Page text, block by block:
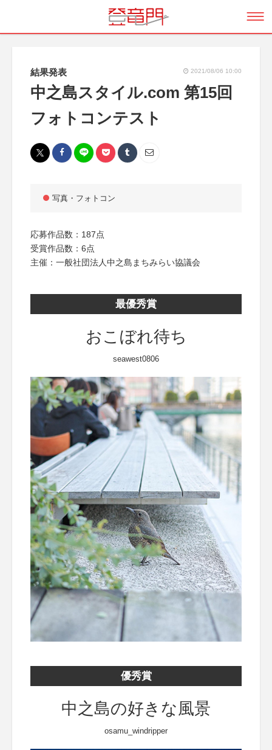
結果発表 2021/08/06 10:00
中之島スタイル.com 第15回
フォトコンテスト
写真・フォトコン
応募作品数：187点
受賞作品数：6点
主催：一般社団法人中之島まちみらい協議会
最優秀賞
おこぼれ待ち
seawest0806
優秀賞
中之島の好きな風景
osamu_windripper